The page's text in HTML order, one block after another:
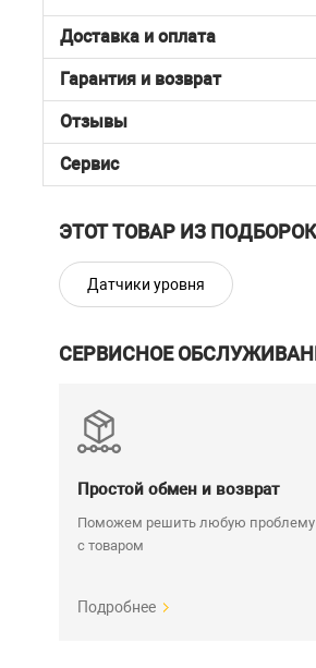
Доставка и оплата
Гарантия и возврат
Отзывы
Сервис
ЭТОТ ТОВАР ИЗ ПОДБОРОК
Датчики уровня
СЕРВИСНОЕ
Простой обмен и возврат
Поможем решить любую проблему
с товаром
Подробнее